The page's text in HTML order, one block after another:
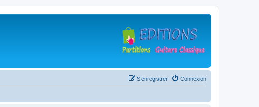
Connexion
S’enregistrer